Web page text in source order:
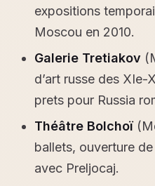
expositions
Moscou en 2010.
Galerie Tretiakov
d’art russe des XIe-
prets pour Russia
Théâtre Bolchoï
ballets, ouverture
avec Preljocaj.